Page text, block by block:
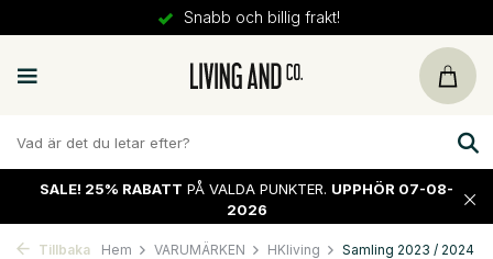
Snabb och billig frakt!
SALE! 25% RABATT PÅ VALDA PUNKTER. UPPHÖR 07-08-
2026
Tillbaka Hem VARUMÄRKEN HKliving Samling 2023 / 2024